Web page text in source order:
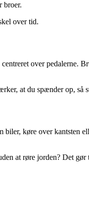
broer.
over tid.
over pedalerne.
at du spænder op, så
køre over kantsten
at røre jorden? Det